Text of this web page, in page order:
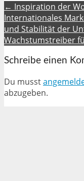
← Inspiration der
Internationales
und Stabilität der
Wachstumstreiber
Schreibe einen
Du musst
abzugeben.